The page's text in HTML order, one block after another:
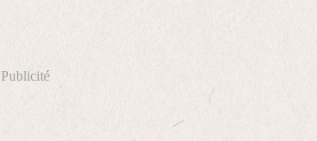
Publicité